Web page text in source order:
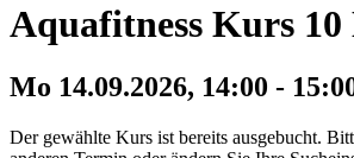
Aquafitness Kurs 10
Mo 14.09.2026, 14:00 -
Der gewählte Kurs ist bereits ausgebucht.